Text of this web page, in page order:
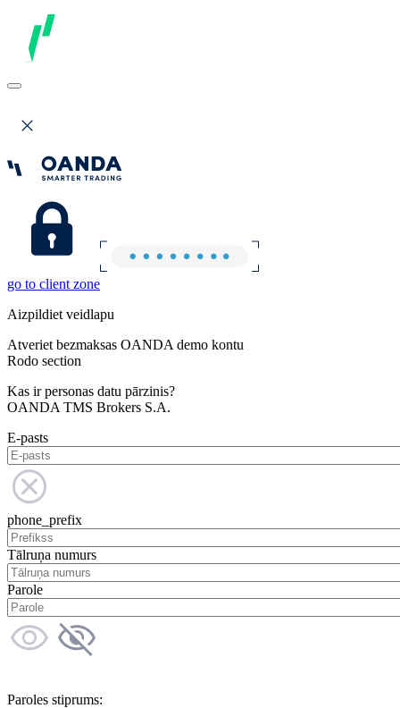
go to client zone
Aizpildiet veidlapu
Atveriet bezmaksas OANDA demo kontu
Rodo section
Kas ir personas datu pārzinis?
OANDA TMS Brokers S.A.
E-pasts
phone_prefix
Tālruņa numurs
Parole
Paroles stiprums: